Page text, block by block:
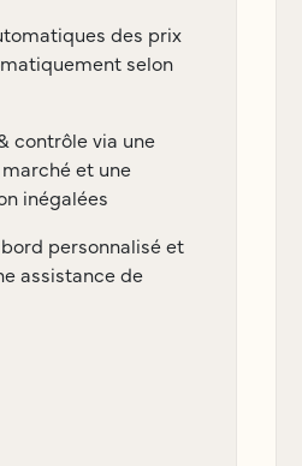
des prix
selon
contrôle via une
et une
inégalées
personnalisé et
assistance de